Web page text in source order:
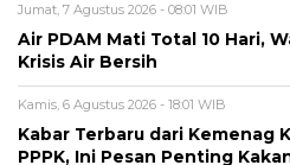
Jumat, 7 Agustus 2026 - 08:01 WIB
Air PDAM Mati Total 10 Hari,
Krisis Air Bersih
Kamis, 6 Agustus 2026 - 18:01 WIB
Kabar Terbaru dari Kemenag
PPPK, Ini Pesan Penting